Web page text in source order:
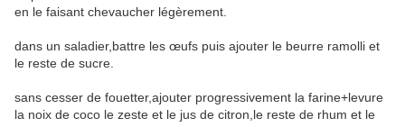
en le faisant chevaucher légèrement.
dans un saladier,battre les œufs puis ajouter le beurre ramolli et
le reste de sucre.
sans cesser de fouetter,ajouter progressivement la farine+levure
la noix de coco le zeste et le jus de citron,le reste de rhum et le